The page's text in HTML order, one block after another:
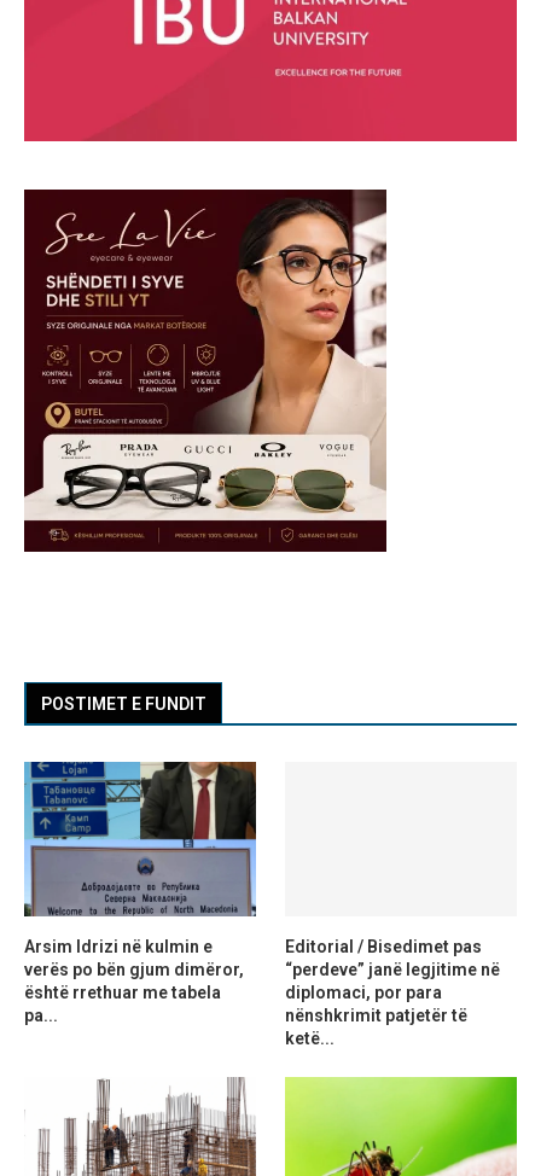
POSTIMET E FUNDIT
Arsim Idrizi në kulmin e
verës po bën gjum dimëror,
është rrethuar me tabela
pa...
Editorial / Bisedimet pas
“perdeve” janë legjitime në
diplomaci, por para
nënshkrimit patjetër të
ketë...